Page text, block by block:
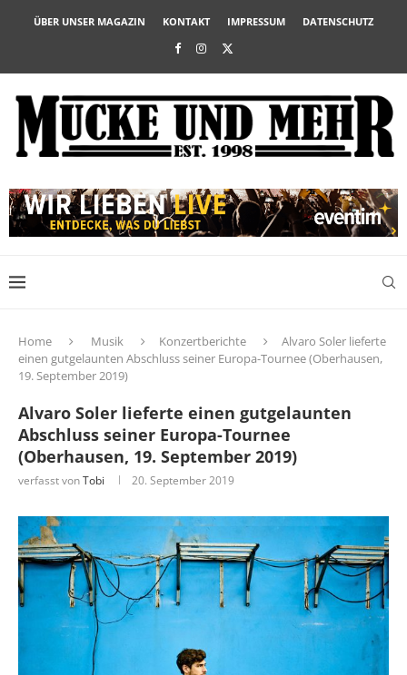
ÜBER UNSER MAGAZIN KONTAKT IMPRESSUM DATENSCHUTZ
Home Musik Konzertberichte
Alvaro Soler lieferte
einen gutgelaunten Abschluss seiner Europa-Tournee (Oberhausen,
19. September 2019)
Alvaro Soler lieferte einen gutgelaunten
Abschluss seiner Europa-Tournee
(Oberhausen, 19. September 2019)
verfasst vonTobi 20. September 2019